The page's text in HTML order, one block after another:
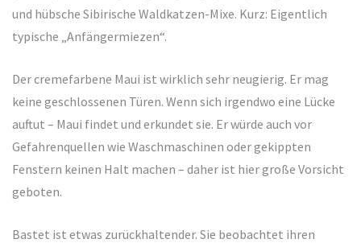
und hübsche Sibirische Waldkatzen-Mixe. Kurz: Eigentlich
typische „Anfängermiezen“.
Der cremefarbene Maui ist wirklich sehr neugierig. Er mag
keine geschlossenen Türen. Wenn sich irgendwo eine Lücke
auftut – Maui findet und erkundet sie. Er würde auch vor
Gefahrenquellen wie Waschmaschinen oder gekippten
Fenstern keinen Halt machen – daher ist hier große Vorsicht
geboten.
Bastet ist etwas zurückhaltender. Sie beobachtet ihren